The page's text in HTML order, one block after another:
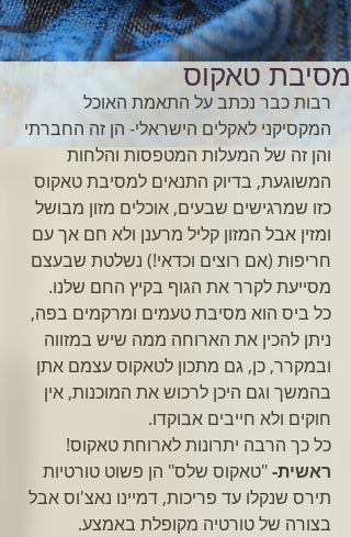
מסיבת טאקוס
רבות כבר נכתב על התאמת האוכל
המקסיקני לאקלים הישראלי- הן זה החברתי
והן זה של המעלות המטפסות והלחות
המשוגעת, בדיוק התנאים למסיבת טאקוס
כזו שמרגישים שבעים, אוכלים מזון מבושל
ומזין אבל המזון קליל מרענן ולא חם אך עם
חריפות (אם רוצים וכדאי!) נשלטת שבעצם
מסייעת לקרר את הגוף בקיץ החם שלנו.
כל ביס הוא מסיבת טעמים ומרקמים בפה,
ניתן להכין את הארוחה ממה שיש במזווה
ובמקרר, כן, גם מתכון לטאקוס עצמם אתן
בהמשך וגם היכן לרכוש את המוכנות, אין
חוקים ולא חייבים אבוקדו.
כל כך הרבה יתרונות לארוחת טאקוס!
ראשית- "טאקוס שלס" הן פשוט טורטיות
תירס שנקלו עד פריכות, דמיינו נאצ'וס אבל
בצורה של טורטיה מקופלת באמצע.